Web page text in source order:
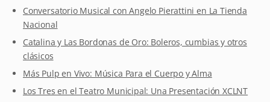
Conversatorio Musical con Angelo Pierattini en La Tienda
Nacional
Catalina y Las Bordonas de Oro: Boleros, cumbias y otros
clásicos
Más Pulp en Vivo: Música Para el Cuerpo y Alma
Los Tres en el Teatro Municipal: Una Presentación XCLNT